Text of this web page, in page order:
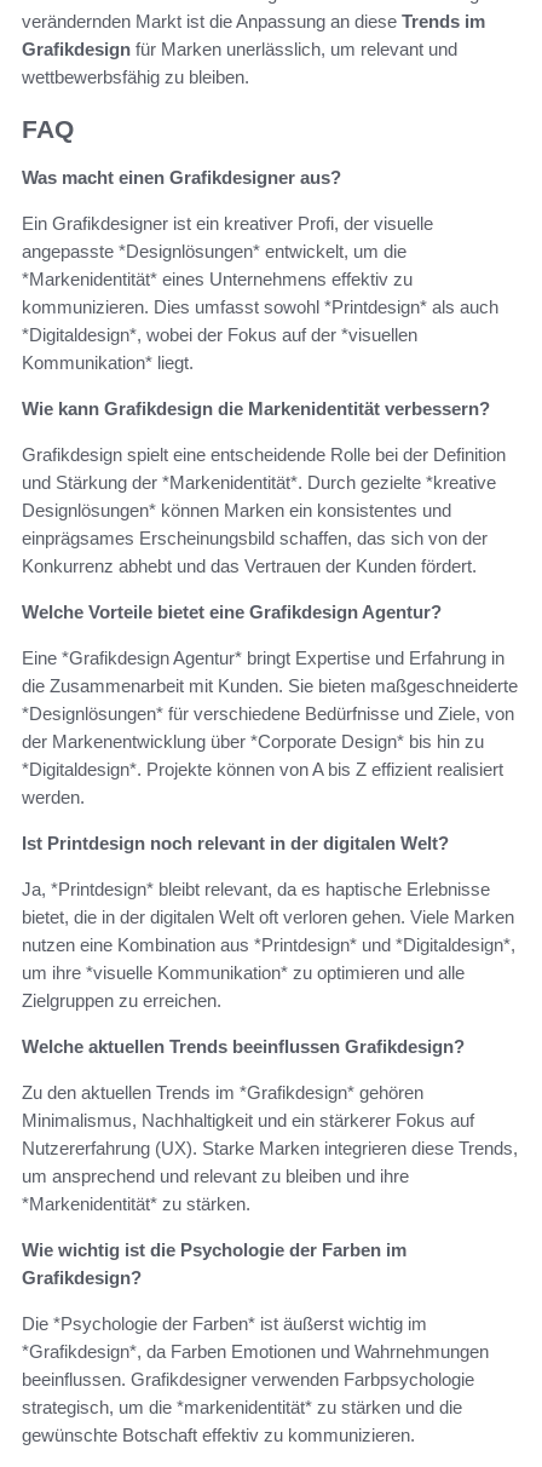
verändernden Markt ist die Anpassung an diese Trends im
Grafikdesign für Marken unerlässlich, um relevant und
wettbewerbsfähig zu bleiben.
FAQ
Was macht einen Grafikdesigner aus?
Ein Grafikdesigner ist ein kreativer Profi, der visuelle
angepasste *Designlösungen* entwickelt, um die
*Markenidentität* eines Unternehmens effektiv zu
kommunizieren. Dies umfasst sowohl *Printdesign* als auch
*Digitaldesign*, wobei der Fokus auf der *visuellen
Kommunikation* liegt.
Wie kann Grafikdesign die Markenidentität verbessern?
Grafikdesign spielt eine entscheidende Rolle bei der Definition
und Stärkung der *Markenidentität*. Durch gezielte *kreative
Designlösungen* können Marken ein konsistentes und
einprägsames Erscheinungsbild schaffen, das sich von der
Konkurrenz abhebt und das Vertrauen der Kunden fördert.
Welche Vorteile bietet eine Grafikdesign Agentur?
Eine *Grafikdesign Agentur* bringt Expertise und Erfahrung in
die Zusammenarbeit mit Kunden. Sie bieten maßgeschneiderte
*Designlösungen* für verschiedene Bedürfnisse und Ziele, von
der Markenentwicklung über *Corporate Design* bis hin zu
*Digitaldesign*. Projekte können von A bis Z effizient realisiert
werden.
Ist Printdesign noch relevant in der digitalen Welt?
Ja, *Printdesign* bleibt relevant, da es haptische Erlebnisse
bietet, die in der digitalen Welt oft verloren gehen. Viele Marken
nutzen eine Kombination aus *Printdesign* und *Digitaldesign*,
um ihre *visuelle Kommunikation* zu optimieren und alle
Zielgruppen zu erreichen.
Welche aktuellen Trends beeinflussen Grafikdesign?
Zu den aktuellen Trends im *Grafikdesign* gehören
Minimalismus, Nachhaltigkeit und ein stärkerer Fokus auf
Nutzererfahrung (UX). Starke Marken integrieren diese Trends,
um ansprechend und relevant zu bleiben und ihre
*Markenidentität* zu stärken.
Wie wichtig ist die Psychologie der Farben im
Grafikdesign?
Die *Psychologie der Farben* ist äußerst wichtig im
*Grafikdesign*, da Farben Emotionen und Wahrnehmungen
beeinflussen. Grafikdesigner verwenden Farbpsychologie
strategisch, um die *markenidentität* zu stärken und die
gewünschte Botschaft effektiv zu kommunizieren.